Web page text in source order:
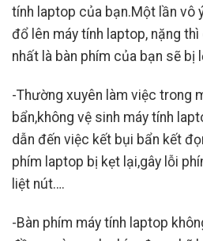
tính laptop của bạn.Một lần vô
đổ lên máy tính laptop, nặng thì
nhất là bàn phím của bạn sẽ bị
-Thường xuyên làm việc trong
bẩn,không vệ sinh máy tính
dẫn đến việc kết bụi bẩn kết
phím laptop bị kẹt lại,gây lỗi
liệt nút….
-Bàn phím máy tính laptop